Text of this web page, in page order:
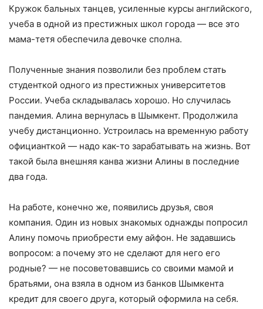
Кружок бальных танцев, усиленные курсы английского,
учеба в одной из престижных школ города — все это
мама-тетя обеспечила девочке сполна.
Полученные знания позволили без проблем стать
студенткой одного из престижных университетов
России. Учеба складывалась хорошо. Но случилась
пандемия. Алина вернулась в Шымкент. Продолжила
учебу дистанционно. Устроилась на временную работу
официанткой — надо как-то зарабатывать на жизнь. Вот
такой была внешняя канва жизни Алины в последние
два года.
На работе, конечно же, появились друзья, своя
компания. Один из новых знакомых однажды попросил
Алину помочь приобрести ему айфон. Не задавшись
вопросом: а почему это не сделают для него его
родные? — не посоветовавшись со своими мамой и
братьями, она взяла в одном из банков Шымкента
кредит для своего друга, который оформила на себя.